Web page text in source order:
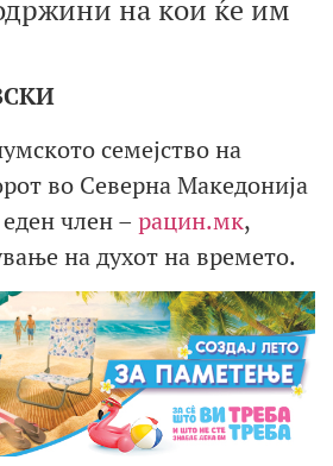
на кои ќе им
семејство на
во Северна Македонија
член – рацин.мк,
на духот на времето.